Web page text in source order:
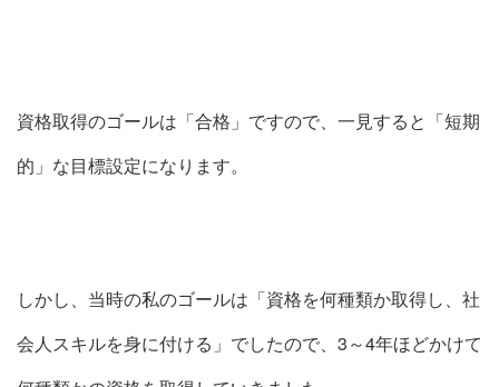
資格取得のゴールは「合格」ですので、一見すると「短期
的」な目標設定になります。
しかし、当時の私のゴールは「資格を何種類か取得し、社
会人スキルを身に付ける」でしたので、3～4年ほどかけて